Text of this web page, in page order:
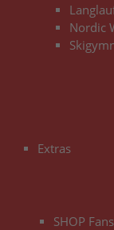
Nordic
Extras
SHOP